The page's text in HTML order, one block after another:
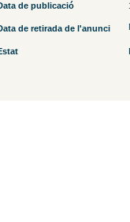
de publicació
de retirada de l'anunci